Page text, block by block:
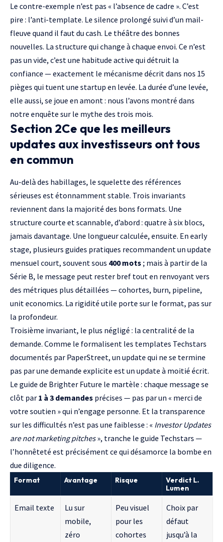
Le contre-exemple n’est pas « l’absence de cadre ». C’est
pire : l’anti-template. Le silence prolongé suivi d’un mail-
fleuve quand il faut du cash. Le théâtre des bonnes
nouvelles. La structure qui change à chaque envoi. Ce n’est
pas un vide, c’est une habitude active qui détruit la
confiance — exactement le mécanisme décrit dans nos 15
pièges qui tuent une startup en levée. La durée d’une levée,
elle aussi, se joue en amont : nous l’avons montré dans
notre enquête sur le mythe des trois mois.
Section 2Ce que les meilleurs
updates aux investisseurs ont tous
en commun
Au-delà des habillages, le squelette des références
sérieuses est étonnamment stable. Trois invariants
reviennent dans la majorité des bons formats. Une
structure courte et scannable, d’abord : quatre à six blocs,
jamais davantage. Une longueur calculée, ensuite. En early
stage, plusieurs guides pratiques recommandent un update
mensuel court, souvent sous 400 mots ; mais à partir de la
Série B, le message peut rester bref tout en renvoyant vers
des métriques plus détaillées — cohortes, burn, pipeline,
unit economics. La rigidité utile porte sur le format, pas sur
la profondeur.
Troisième invariant, le plus négligé : la centralité de la
demande. Comme le formalisent les templates Techstars
documentés par PaperStreet, un update qui ne se termine
pas par une demande explicite est un update à moitié écrit.
Le guide de Brighter Future le martèle : chaque message se
clôt par 1 à 3 demandes précises — pas par un « merci de
votre soutien » qui n’engage personne. Et la transparence
sur les difficultés n’est pas une faiblesse : « Investor Updates
are not marketing pitches», tranche le guide Techstars —
l’honnêteté est précisément ce qui désamorce la bombe en
due diligence.
Format Avantage Risque
Verdict L.
Lumen
Email texte
Lu sur
mobile,
zéro
Peu visuel
pour les
cohortes
Choix par
défaut
jusqu’à la